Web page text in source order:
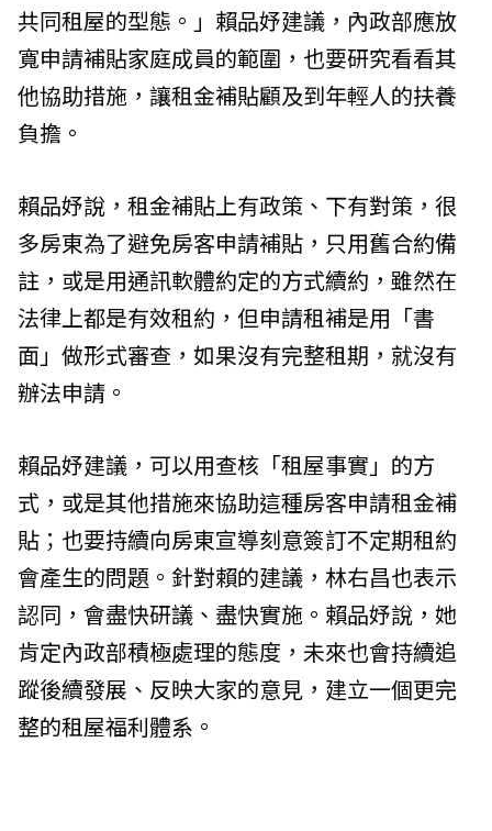
共同租屋的型態。」賴品妤建議，內政部應放
寬申請補貼家庭成員的範圍，也要研究看看其
他協助措施，讓租金補貼顧及到年輕人的扶養
負擔。
賴品妤說，租金補貼上有政策、下有對策，很
多房東為了避免房客申請補貼，只用舊合約備
註，或是用通訊軟體約定的方式續約，雖然在
法律上都是有效租約，但申請租補是用「書
面」做形式審查，如果沒有完整租期，就沒有
辦法申請。
賴品妤建議，可以用查核「租屋事實」的方
式，或是其他措施來協助這種房客申請租金補
貼；也要持續向房東宣導刻意簽訂不定期租約
會產生的問題。針對賴的建議，林右昌也表示
認同，會盡快研議、盡快實施。賴品妤說，她
肯定內政部積極處理的態度，未來也會持續追
蹤後續發展、反映大家的意見，建立一個更完
整的租屋福利體系。